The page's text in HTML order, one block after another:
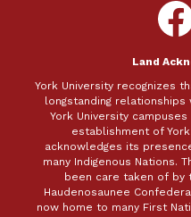
Follow
on
Land
York University recognizes
longstanding
York University
establishment of York
acknowledges its
many Indigenous Nations.
been care taken of by
Haudenosaunee
now home to many First